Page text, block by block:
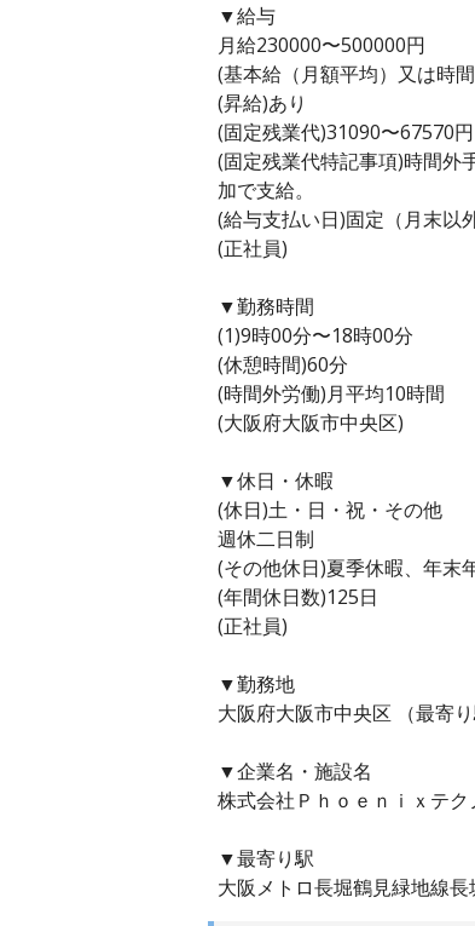
▼給与
月給230000〜500000円
(基本給（月額平均）又は時
(昇給)あり
(固定残業代)31090〜67570円
(固定残業代特記事項)時間外
加で支給。
(給与支払い日)固定（月末以
(正社員)
▼勤務時間
(1)9時00分〜18時00分
(休憩時間)60分
(時間外労働)月平均10時間
(大阪府大阪市中央区)
▼休日・休暇
(休日)土・日・祝・その他
週休二日制
(その他休日)夏季休暇、年末
(年間休日数)125日
(正社員)
▼勤務地
大阪府大阪市中央区 （最寄
▼企業名・施設名
株式会社Ｐｈｏｅｎｉｘテ
▼最寄り駅
大阪メトロ長堀鶴見緑地線長